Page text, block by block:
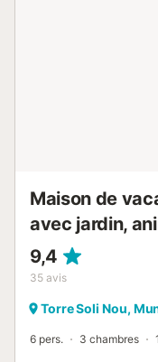
Maison de
avec jardin,
9,4
35 avis
Torre Soli Nou,
6 pers. 3 chambres